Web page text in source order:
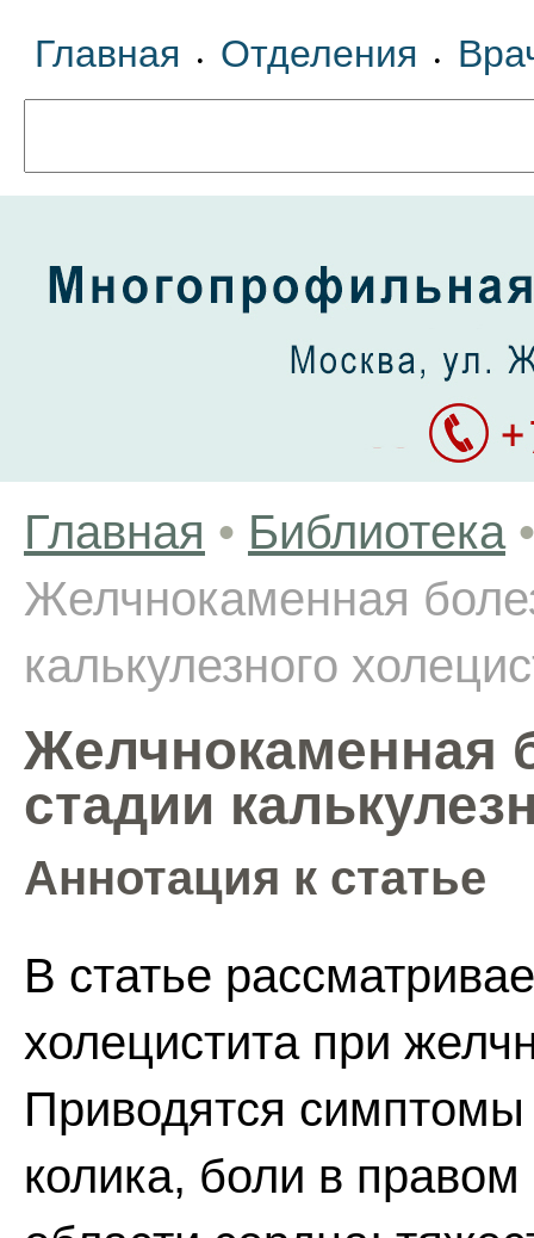
Главная • Отделения •
Главная • Библиотека •
Желчнокаменная
калькулезного
Желчнокаменная
стадии
Аннотация к статье
В статье
холецистита при
Приводятся симптомы
колика, боли в